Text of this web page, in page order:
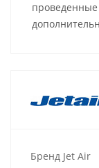
Бренд Jet Air